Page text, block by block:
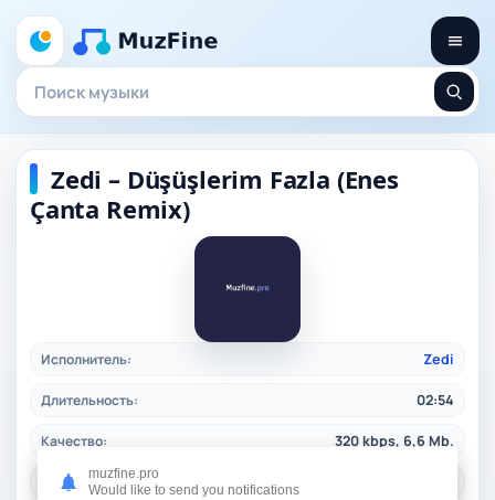
Zedi – Düşüşlerim Fazla (Enes
Çanta Remix)
Исполнитель: Zedi
Длительность: 02:54
Качество: 320 kbps, 6,6 Mb.
Дата релиза:muzfine.pro
Would like to send you notifications